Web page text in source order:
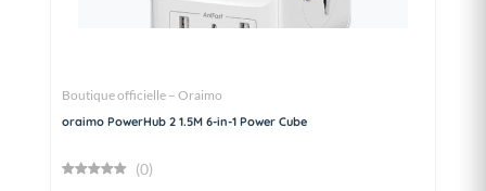
Boutique officielle – Oraimo
oraimo PowerHub 2 1.5M 6-in-1 Power Cube
(0)